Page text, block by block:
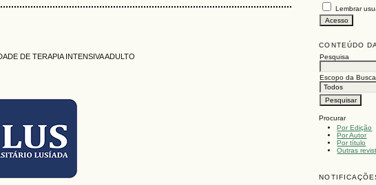
Lembrar
CONTEÚDO
Pesquisa
Escopo da Busca
Procurar
Por Edição
Por Autor
Por título
Outras
DE TERAPIA INTENSIVA ADULTO